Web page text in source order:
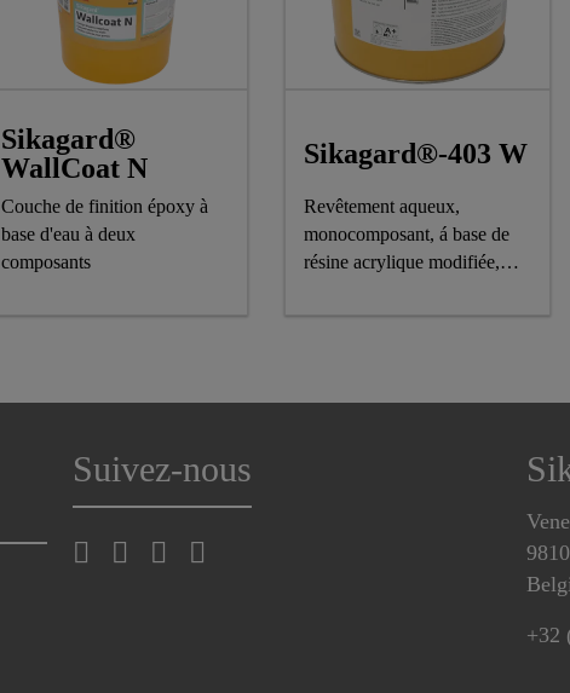
Sikagard®
WallCoat N
Couche de finition époxy à
base d'eau à deux
composants
Sikagard®-403 W
Revêtement aqueux,
monocomposant, á base de
résine acrylique modifiée,
Suivez-nous
+32